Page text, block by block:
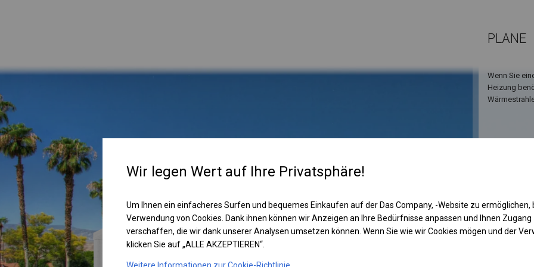
PLANE
Wenn Sie
Heizung
Wir legen Wert auf Ihre Privatsphäre!
Um Ihnen ein einfacheres Surfen und bequemes Einkaufen auf der Das Company, -Website zu
Verwendung von Cookies. Dank ihnen können wir Anzeigen an Ihre Bedürfnisse anpassen und Ihnen
verschaffen, die wir dank unserer Analysen umsetzen können. Wenn Sie wie wir Cookies mögen und der
klicken Sie auf „ALLE AKZEPTIEREN“.
Weitere Informationen zur Cookie-Richtlinie